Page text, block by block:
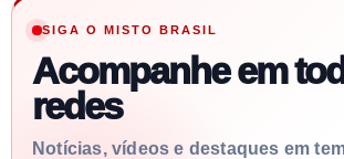
SIGA O MISTO BRASIL
Acompanhe em
redes
Notícias, vídeos e destaques em